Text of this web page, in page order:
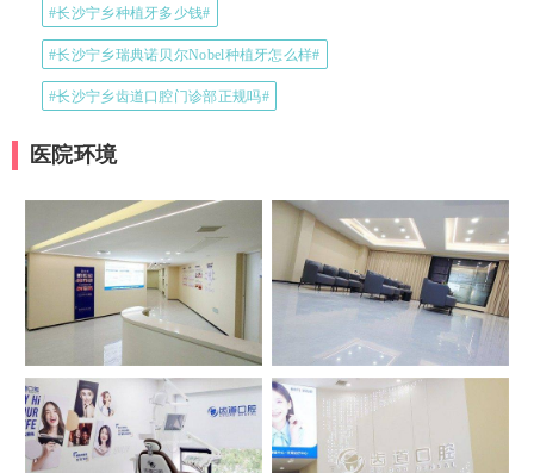
#长沙宁乡种植牙多少钱#
#长沙宁乡瑞典诺贝尔Nobel种植牙怎么样#
#长沙宁乡齿道口腔门诊部正规吗#
医院环境